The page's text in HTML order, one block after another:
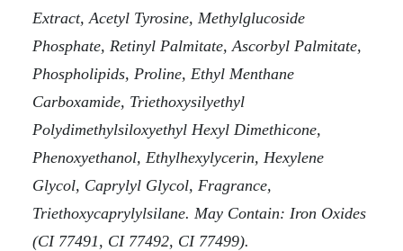
Extract, Acetyl Tyrosine, Methylglucoside
Phosphate, Retinyl Palmitate, Ascorbyl Palmitate,
Phospholipids, Proline, Ethyl Menthane
Carboxamide, Triethoxysilyethyl
Polydimethylsiloxyethyl Hexyl Dimethicone,
Phenoxyethanol, Ethylhexylycerin, Hexylene
Glycol, Caprylyl Glycol, Fragrance,
Triethoxycaprylylsilane. May Contain: Iron Oxides
(CI 77491, CI 77492, CI 77499).